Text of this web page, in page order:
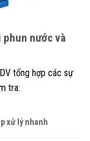
phun nước và
tổng hợp các sự
tra:
xử lý nhanh